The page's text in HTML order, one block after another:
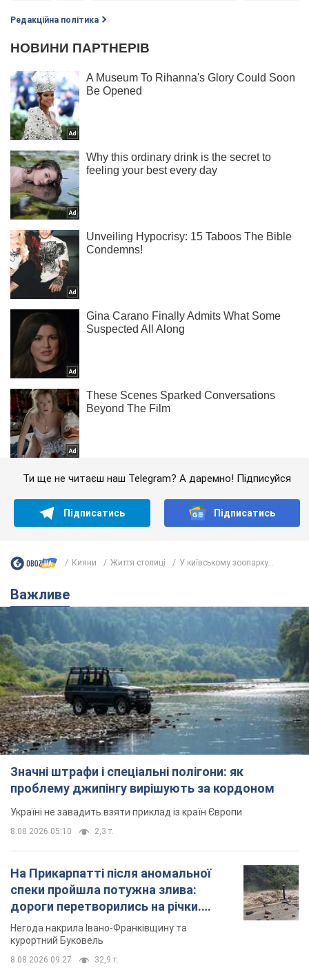
Редакційна політика
Ти ще не читаєш наш Telegram? А даремно! Підписуйся
Підписатись Підписатись
Кияни Життя столиці У київському зоопарку...
Важливе
Значні штрафи і спеціальні полігони: як
проблему джипінгу вирішують за кордоном
Україні не завадить взяти приклад із країн Європи
8.08.2026 05:10 2,3 т.
На Прикарпатті після аномальної
спеки пройшла потужна злива:
дороги перетворились на річки.
Відео
Негода накрила Івано-Франківщину та
курортний Буковель
8.08.2026 09:27 32,9 т.